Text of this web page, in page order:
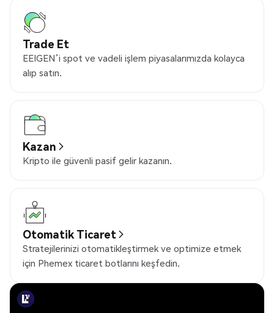
Trade Et
EEIGEN’i spot ve vadeli işlem piyasalarımızda kolayca
alıp satın.
Kazan
Kripto ile güvenli pasif gelir kazanın.
Otomatik Ticaret
Stratejilerinizi otomatikleştirmek ve optimize etmek
için Phemex ticaret botlarını keşfedin.